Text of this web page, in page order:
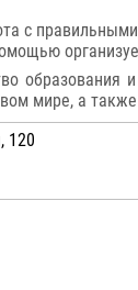
с
мире, а
120